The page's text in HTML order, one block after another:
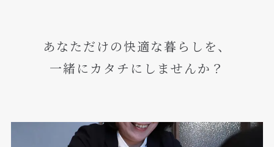
あなただけの快適な暮らしを、
一緒にカタチにしませんか？